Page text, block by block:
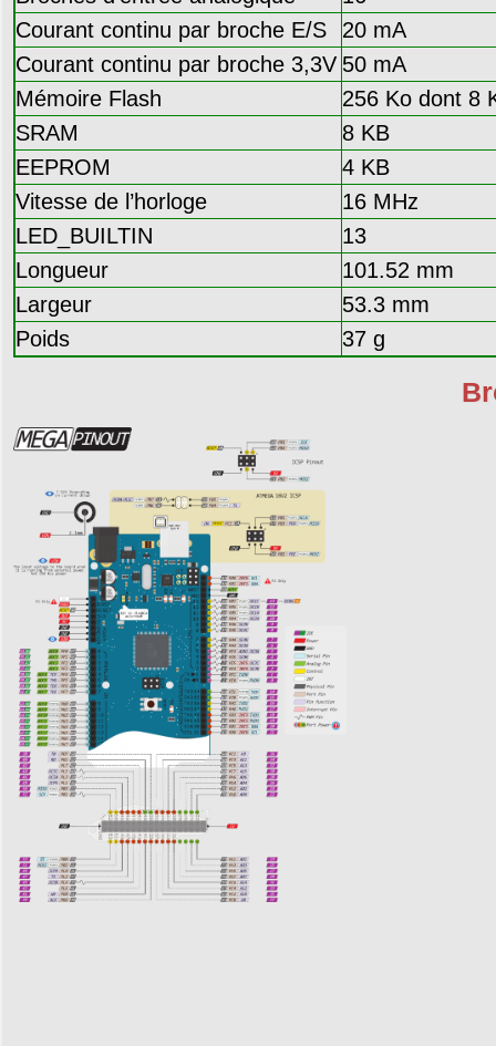
Courant continu par broche E/S
20 mA
Courant continu par broche 3,3V 50 mA
Mémoire Flash
256 Ko dont 8
SRAM
8 KB
EEPROM
4 KB
Vitesse de l’horloge
16 MHz
LED_BUILTIN
13
Longueur
101.52 mm
Largeur
53.3 mm
Poids
37 g